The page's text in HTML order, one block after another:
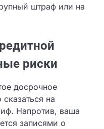
что денег
суммы, иначе
штраф или на
риски
досрочное